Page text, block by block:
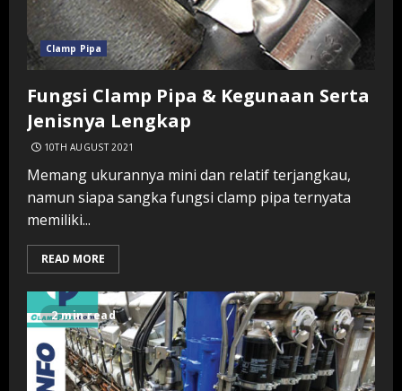
Clamp Pipa
Fungsi Clamp Pipa & Kegunaan Serta
Jenisnya Lengkap
10TH AUGUST 2021
Memang ukurannya mini dan relatif terjangkau,
namun siapa sangka fungsi clamp pipa ternyata
memiliki...
READ MORE
2 min read